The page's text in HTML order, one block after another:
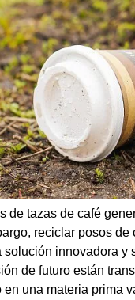
de tazas de café
reciclar posos de
solución innovadora y
de futuro están
una materia prima